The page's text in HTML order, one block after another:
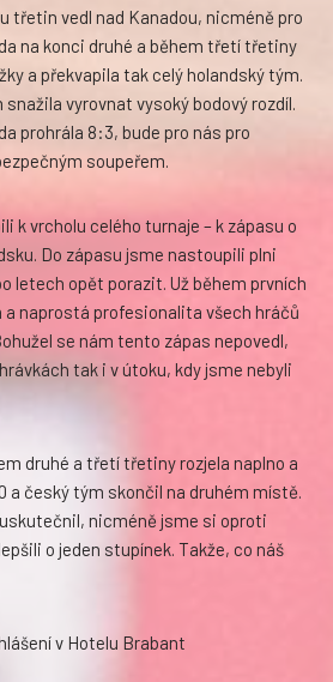
třetin vedl nad Kanadou, nicméně pro
na konci druhé a během třetí třetiny
a překvapila tak celý holandský tým.
vyrovnat vysoký bodový rozdíl.
prohrála 8:3, bude pro nás pro
soupeřem.
k vrcholu celého turnaje – k zápasu o
Do zápasu jsme nastoupili plni
letech opět porazit. Už během prvních
a naprostá profesionalita všech hráčů
se nám tento zápas nepovedl,
tak i v útoku, kdy jsme nebyli
druhé a třetí třetiny rozjela naplno a
a český tým skončil na druhém místě.
nicméně jsme si oproti
o jeden stupínek. Takže, co náš
v Hotelu Brabant